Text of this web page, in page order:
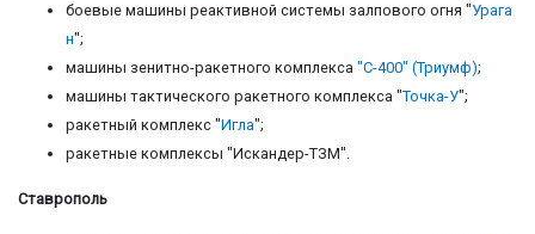
боевые машины реактивной системы залпового огня "Урага
н";
машины зенитно-ракетного комплекса "С-400" (Триумф);
машины тактического ракетного комплекса "Точка-У";
ракетный комплекс "Игла";
ракетные комплексы "Искандер-ТЗМ".
Ставрополь